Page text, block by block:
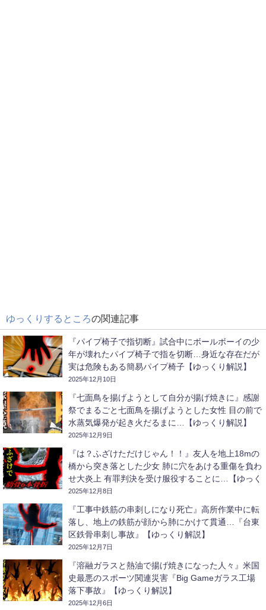
ゆっくりするところの関連記事
『パイプ椅子で指切断』試合中にボールボーイの少
年が壊れたパイプ椅子で指を切断…身近な存在だが
実は危険もある簡易パイプ椅子【ゆっくり解説】
2025年12月10日
『七面鳥を揚げようとして自分が揚げ焼きに』感謝
祭でまるごと七面鳥を揚げようとした女性 目の前で
水蒸気爆発が起き火だるまに…【ゆっくり解説】
2025年12月9日
『は？ふざけただけじゃん！！』友人を地上18mの
橋から突き落とした少女 肺に穴をあける重傷を負わ
せ大炎上 有罪判決を受け服役することに…【ゆっく
り解説】
2025年12月8日
『工事中鉄筋の串刺しになり死亡』高所作業中に転
落し、地上の鉄筋が顔から肺にかけて貫通…『台東
区鉄骨串刺し事故』【ゆっくり解説】
2025年12月7日
『溶融ガラスと熱油で揚げ焼きになった人々』米国
史最悪のスポーツ関連災害『Big Gameガラス工場
落下事故』【ゆっくり解説】
2025年12月6日